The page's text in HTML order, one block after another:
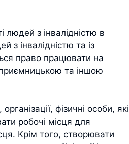
людей з інвалідністю в
з інвалідністю та із
право працювати на
та іншою
фізичні особи, які
робочі місця для
Крім того, створювати